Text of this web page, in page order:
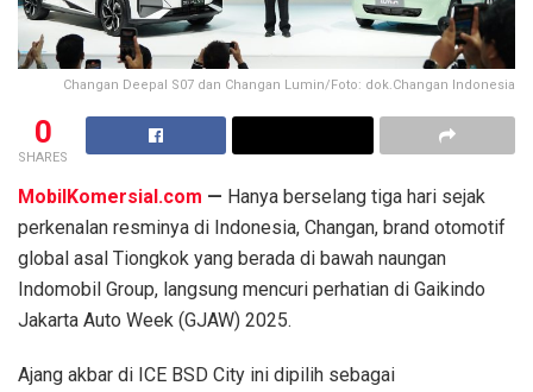
Changan Deepal S07 dan Changan Lumin/Foto: dok.Changan Indonesia
0
SHARES
MobilKomersial.com — Hanya berselang tiga hari sejak
perkenalan resminya di Indonesia, Changan, brand otomotif
global asal Tiongkok yang berada di bawah naungan
Indomobil Group, langsung mencuri perhatian di Gaikindo
Jakarta Auto Week (GJAW) 2025.
Ajang akbar di ICE BSD City ini dipilih sebagai